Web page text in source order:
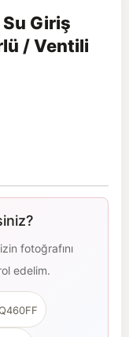
Giriş
/ Ventili
fotoğrafını
edelim.